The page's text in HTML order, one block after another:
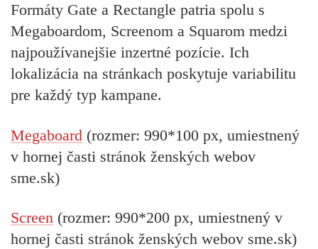
Formáty Gate a Rectangle patria spolu s
Megaboardom, Screenom a Squarom medzi
najpoužívanejšie inzertné pozície. Ich
lokalizácia na stránkach poskytuje variabilitu
pre každý typ kampane.
Megaboard (rozmer: 990*100 px, umiestnený
v hornej časti stránok ženských webov
sme.sk)
Screen (rozmer: 990*200 px, umiestnený v
hornej časti stránok ženských webov sme.sk)